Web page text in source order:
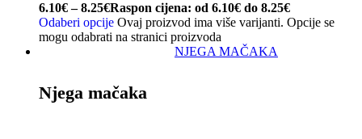
6.10€ – 8.25€Raspon cijena: od 6.10€ do 8.25€
Odaberi opcije Ovaj proizvod ima više varijanti. Opcije se
mogu odabrati na stranici proizvoda
NJEGA MAČAKA
Njega mačaka